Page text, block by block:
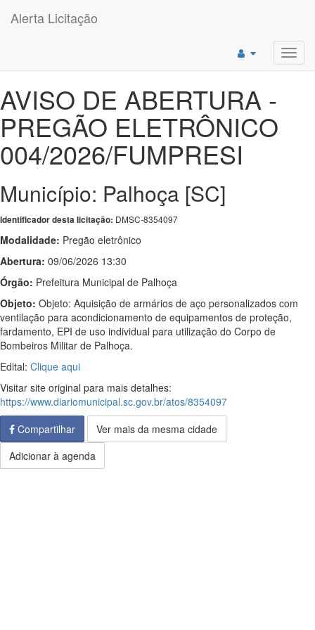
Alerta Licitação
AVISO DE ABERTURA -
PREGÃO ELETRÔNICO
004/2026/FUMPRESI
Município: Palhoça [SC]
Identificador desta licitação: DMSC-8354097
Modalidade: Pregão eletrônico
Abertura: 09/06/2026 13:30
Órgão: Prefeitura Municipal de Palhoça
Objeto: Objeto: Aquisição de armários de aço personalizados com
ventilação para acondicionamento de equipamentos de proteção,
fardamento, EPI de uso individual para utilização do Corpo de
Bombeiros Militar de Palhoça.
Edital: Clique aqui
Visitar site original para mais detalhes:
https://www.diariomunicipal.sc.gov.br/atos/8354097
Compartilhar
Ver mais da mesma cidade
Adicionar à agenda